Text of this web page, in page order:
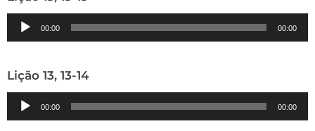
Tocador
de
00:00 00:00
Lição 13, 13-14
Tocador
de
00:00 00:00